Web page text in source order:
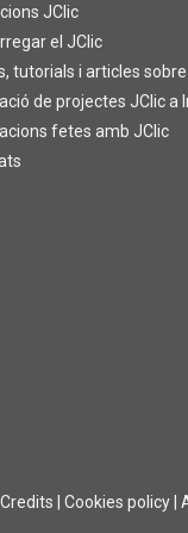
JClic
el JClic
tutorials i articles sobre
de projectes JClic a
fetes amb JClic
Credits Cookies policy